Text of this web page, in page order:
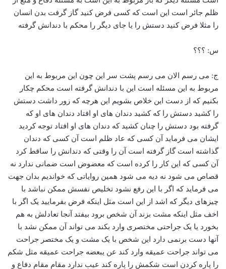
س: ؟؟؟
ج: می رسم الان می رسم پشت سر این چون این مربوط به این
مربوط به این مسئله است این با دندانش گرفته است محکم چکار
بکنیم که از دست این خلاص بشویم این هرچه که زور داشت دستش
را کشید دستش را که کشید دندان های او افتاد دندان های او که
گرفته بود دستش را چنان کشید که دندان های او افتاد توجه کردید
ایشان می فرماید آن کسی که عاد ظلم است آن کسی که دندان
گذاشته است گاز گرفته است آن را وقتی که دندانش را ساقط کرد
آن کسی که این کار را کرده است که معضوض است ضمانی ندارد نه
قصاص می شود نه دیه می شود همین روایاتی که خواندیم بدان جهت
می فرماید که اگر با این رفع نشود تخلیص نفسش ممکن نباشد با
چیزهای دیگر که اشد از این است مثل اینکه فرض بفرمایید یک اگر با
اخف مثل اینکه مشت بزند آن شخص برود بیفتد آنجا تعادلش به هم
بخورد یا یک جراحتی مختصری وارد بکند می تواند آن ممکن نشد با
آنها دست برنمی دارد این شخص با یک مشت و یک مختصر جراحت
می تواند جراحت عمیقه وارد کند عن یبعضه جراحت عمیقه مثل شکم
را پاره کردن است شکمش را پاره کند عیب ندارد مقام مقام دفاع و